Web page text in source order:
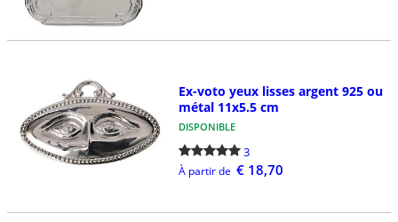
Ex-voto yeux lisses argent 925 ou
métal 11x5.5 cm
DISPONIBLE
3
À partir de € 18,70